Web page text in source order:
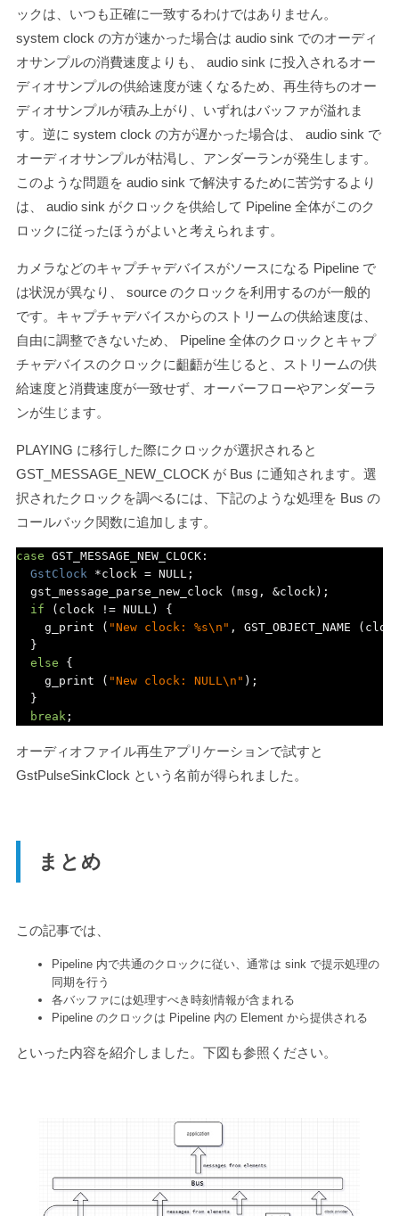
ックは、いつも正確に一致するわけではありません。
system clock の方が速かった場合は audio sink でのオーディ
オサンプルの消費速度よりも、 audio sink に投入されるオー
ディオサンプルの供給速度が速くなるため、再生待ちのオー
ディオサンプルが積み上がり、いずれはバッファが溢れま
す。逆に system clock の方が遅かった場合は、 audio sink で
オーディオサンプルが枯渇し、アンダーランが発生します。
このような問題を audio sink で解決するために苦労するより
は、 audio sink がクロックを供給して Pipeline 全体がこのク
ロックに従ったほうがよいと考えられます。
カメラなどのキャプチャデバイスがソースになる Pipeline で
は状況が異なり、 source のクロックを利用するのが一般的
です。キャプチャデバイスからのストリームの供給速度は、
自由に調整できないため、 Pipeline 全体のクロックとキャプ
チャデバイスのクロックに齟齬が生じると、ストリームの供
給速度と消費速度が一致せず、オーバーフローやアンダーラ
ンが生じます。
PLAYING に移行した際にクロックが選択されると
GST_MESSAGE_NEW_CLOCK が Bus に通知されます。選
択されたクロックを調べるには、下記のような処理を Bus の
コールバック関数に追加します。
case GST_MESSAGE_NEW_CLOCK:
GstClock
*clock = NULL ;
  gst_message_parse_new_clock
( msg , &clock );
if
( clock != NULL )
{
    g_print
( "New clock: %s\n" , GST_OBJECT_NAME (
}
else
{
    g_print
( "New clock: NULL\n" );
}
break ;
オーディオファイル再生アプリケーションで試すと
GstPulseSinkClock という名前が得られました。
まとめ
この記事では、
Pipeline 内で共通のクロックに従い、通常は sink で提示処理の
同期を行う
各バッファには処理すべき時刻情報が含まれる
Pipeline のクロックは Pipeline 内の Element から提供される
といった内容を紹介しました。下図も参照ください。